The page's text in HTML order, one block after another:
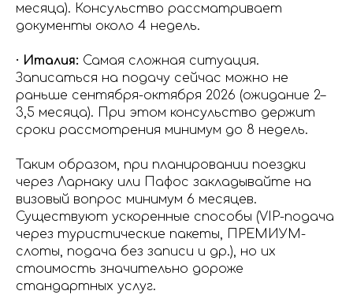
месяца). Консульство рассматривает
документы около 4 недель.
· Италия: Самая сложная ситуация.
Записаться на подачу сейчас можно не
раньше сентября-октября 2026 (ожидание 2–
3,5 месяца). При этом консульство держит
сроки рассмотрения минимум до 8 недель.
Таким образом, при планировании поездки
через Ларнаку или Пафос закладывайте на
визовый вопрос минимум 6 месяцев.
Существуют ускоренные способы (VIP-подача
через туристические пакеты, ПРЕМИУМ-
слоты, подача без записи и др.), но их
стоимость значительно дороже
стандартных услуг.